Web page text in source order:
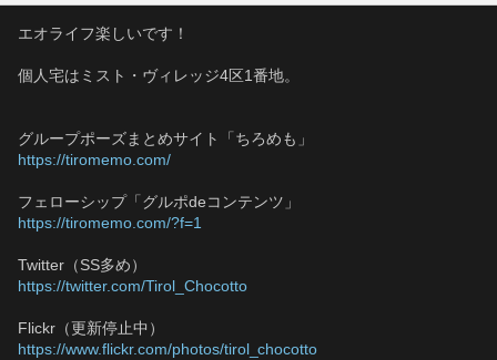
エオライフ楽しいです！
個人宅はミスト・ヴィレッジ4区1番地。
グループポーズまとめサイト「ちろめも」
https://tiromemo.com/
フェローシップ「グルポdeコンテンツ」
https://tiromemo.com/?f=1
Twitter（SS多め）
https://twitter.com/Tirol_Chocotto
Flickr（更新停止中）
https://www.flickr.com/photos/tirol_chocotto